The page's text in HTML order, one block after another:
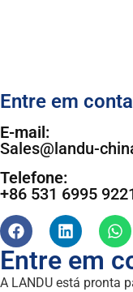
Entre em
E-mail:
Sales@landu-
Telefone:
+86 531 6995
Entre em
A LANDU está pronta